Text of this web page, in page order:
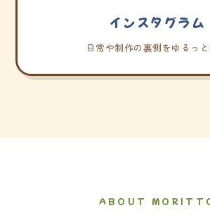
インスタグラム
日常や制作の裏側をゆるっ
ABOUT